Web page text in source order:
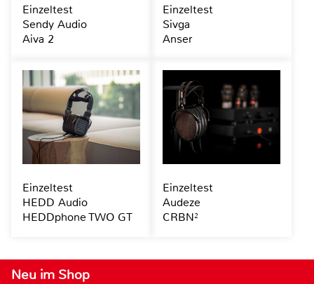
Neu im Shop
Einzeltest
Sendy Audio
Aiva 2
Einzeltest
Sivga
Anser
Einzeltest
HEDD Audio
HEDDphone TWO GT
Einzeltest
Audeze
CRBN²